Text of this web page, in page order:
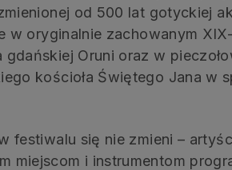
od 500 lat gotyckiej
w oryginalnie zachowanym
gdańskiej Oruni oraz w
kościoła Świętego Jana w
festiwalu się nie zmieni –
miejscom i instrumentom